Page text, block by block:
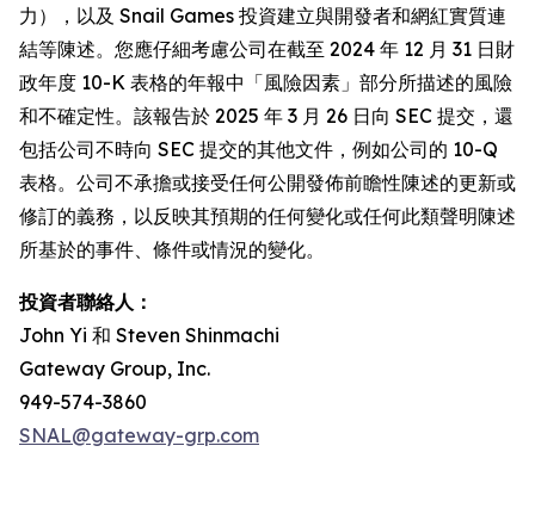
力），以及 Snail Games 投資建立與開發者和網紅實質連
結等陳述。您應仔細考慮公司在截至 2024 年 12 月 31 日財
政年度 10-K 表格的年報中「風險因素」部分所描述的風險
和不確定性。該報告於 2025 年 3 月 26 日向 SEC 提交，還
包括公司不時向 SEC 提交的其他文件，例如公司的 10-Q
表格。公司不承擔或接受任何公開發佈前瞻性陳述的更新或
修訂的義務，以反映其預期的任何變化或任何此類聲明陳述
所基於的事件、條件或情況的變化。
投資者聯絡人：
John Yi 和 Steven Shinmachi
Gateway Group, Inc.
949-574-3860
SNAL@gateway-grp.com